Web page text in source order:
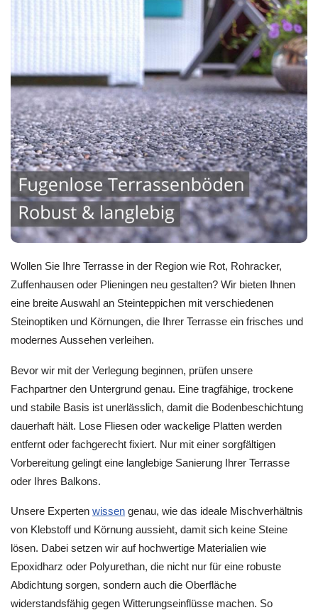
Wollen Sie Ihre Terrasse in der Region wie Rot, Rohracker,
Zuffenhausen oder Plieningen neu gestalten? Wir bieten Ihnen
eine breite Auswahl an Steinteppichen mit verschiedenen
Steinoptiken und Körnungen, die Ihrer Terrasse ein frisches und
modernes Aussehen verleihen.
Bevor wir mit der Verlegung beginnen, prüfen unsere
Fachpartner den Untergrund genau. Eine tragfähige, trockene
und stabile Basis ist unerlässlich, damit die Bodenbeschichtung
dauerhaft hält. Lose Fliesen oder wackelige Platten werden
entfernt oder fachgerecht fixiert. Nur mit einer sorgfältigen
Vorbereitung gelingt eine langlebige Sanierung Ihrer Terrasse
oder Ihres Balkons.
Unsere Experten wissen genau, wie das ideale Mischverhältnis
von Klebstoff und Körnung aussieht, damit sich keine Steine
lösen. Dabei setzen wir auf hochwertige Materialien wie
Epoxidharz oder Polyurethan, die nicht nur für eine robuste
Abdichtung sorgen, sondern auch die Oberfläche
widerstandsfähig gegen Witterungseinflüsse machen. So